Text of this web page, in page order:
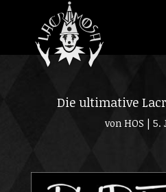
Die ultimative
vonHOS |5.